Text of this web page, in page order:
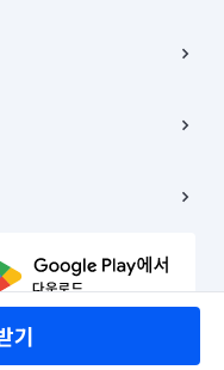
기
동, 트윈트리빌딩) B동 5층
24, 7층, 8층 미소
당사자에게 있습니다.